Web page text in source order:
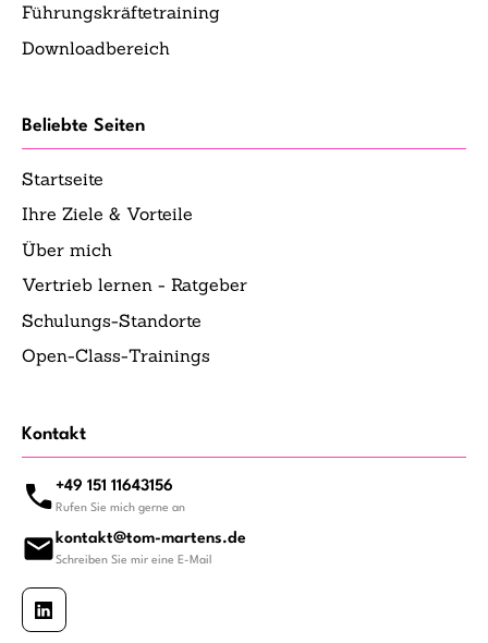
Führungskräftetraining
Downloadbereich
Beliebte Seiten
Startseite
Ihre Ziele & Vorteile
Über mich
Vertrieb lernen - Ratgeber
Schulungs-Standorte
Open-Class-Trainings
Kontakt
+49 151 11643156
Rufen Sie mich gerne an
kontakt@tom-martens.de
Schreiben Sie mir eine E-Mail